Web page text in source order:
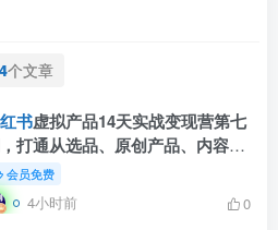
个文章
书虚拟产品14天实战变现营第七
打通从选品、原创产品、内容引
到多渠道成交全链路
会员免费
4小时前 0